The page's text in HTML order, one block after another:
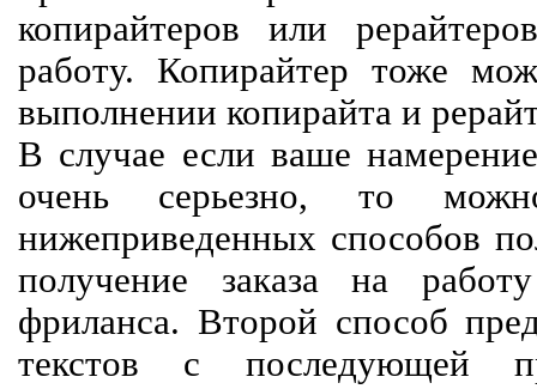
копирайтеров или
работу. Копирайтер тоже
выполнении копирайта и
В случае если ваше
очень серьезно, то
нижеприведенных способов
получение заказа на
фриланса. Второй способ
текстов с последующей